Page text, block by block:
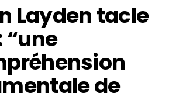
Layden tacle
“une
de